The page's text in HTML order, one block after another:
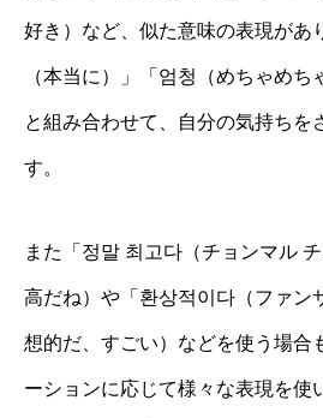
好き）など、似た意味の表現があ
（本当に）」「엄청（めちゃめ
と組み合わせて、自分の気持ちを
す。
また「정말 최고다（チョンマル
高だね）や「환상적이다（ファン
想的だ、すごい）などを使う場合
ーションに応じて様々な表現を使